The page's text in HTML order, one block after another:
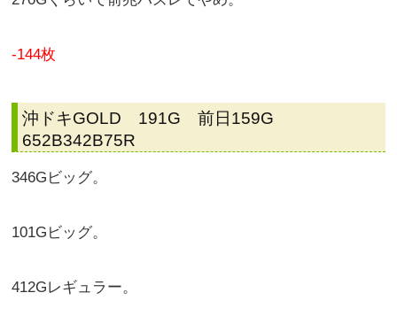
-144枚
沖ドキGOLD 191G 前日159G
652B342B75R
346Gビッグ。
101Gビッグ。
412Gレギュラー。